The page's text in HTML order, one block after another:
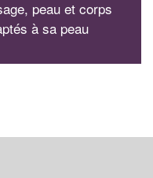
peau et corps
à sa peau